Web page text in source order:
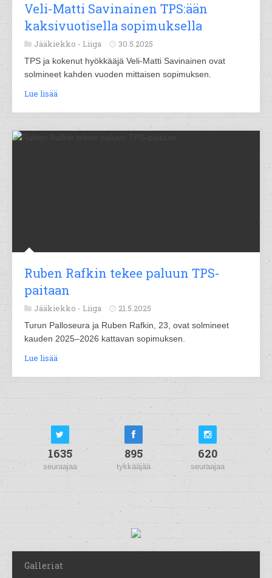
Veli-Matti Savinainen TPS:ään
kaksivuotisella sopimuksella
Jääkiekko - Liiga 30.5.2025
TPS ja kokenut hyökkääjä Veli-Matti Savinainen ovat
solmineet kahden vuoden mittaisen sopimuksen.
Lue lisää
Ruben Rafkin tekee paluun TPS-
paitaan
Jääkiekko - Liiga 21.5.2025
Turun Palloseura ja Ruben Rafkin, 23, ovat solmineet
kauden 2025–2026 kattavan sopimuksen.
Lue lisää
1635
seuraajaa
895
tykkääjää
620
seuraajaa
Galleriat